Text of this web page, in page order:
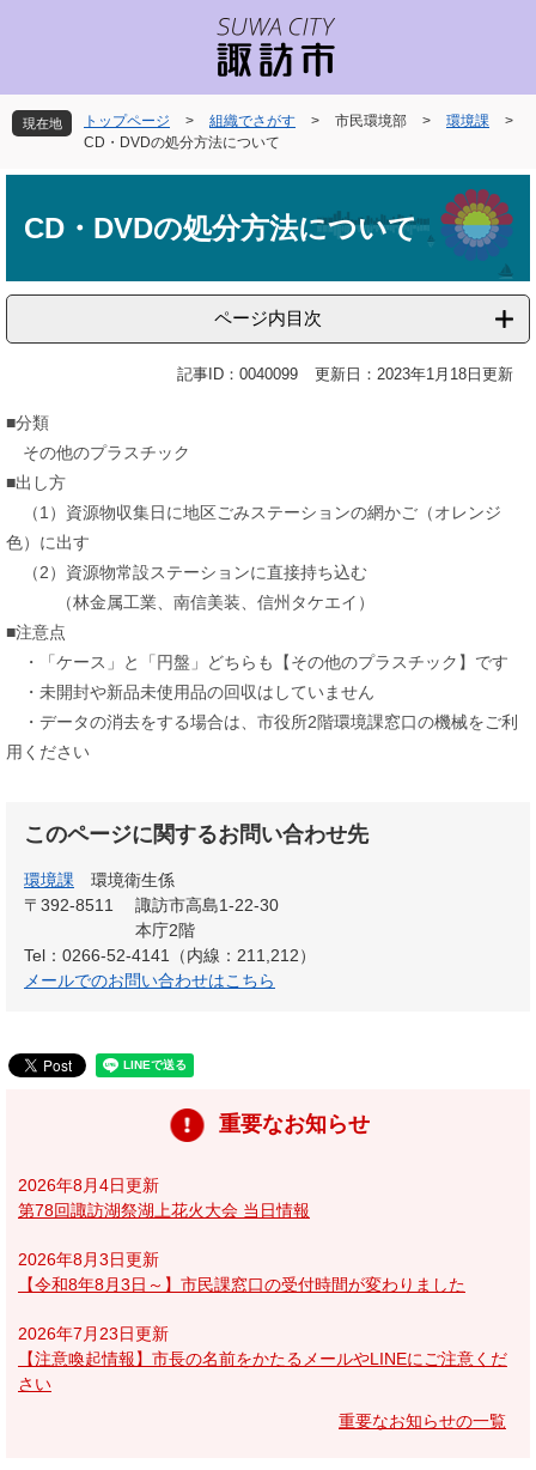
先
頭
を
飛
現在地 トップページ > 組織でさがす > 市民環境部 > 環境課
>
CD・DVDの処分方法について
CD・DVDの処分方法について
ページ内目次
記事ID：0040099 更新日：2023年1月18日更新
■分類
その他のプラスチック
■出し方
（1）資源物収集日に地区ごみステーションの網かご（オレンジ
色）に出す
（2）資源物常設ステーションに直接持ち込む
（林金属工業、南信美装、信州タケエイ）
■注意点
・「ケース」と「円盤」どちらも【その他のプラスチック】です
・未開封や新品未使用品の回収はしていません
・データの消去をする場合は、市役所2階環境課窓口の機械をご利
用ください
このページに関するお問い合わせ先
環境課
環境衛生係
〒392-8511
諏訪市高島1-22-30
本庁2階
Tel：0266-52-4141（内線：211,212）
メールでのお問い合わせはこちら
重要なお知らせ
2026年8月4日更新
第78回諏訪湖祭湖上花火大会 当日情報
2026年8月3日更新
【令和8年8月3日～】市民課窓口の受付時間が変わりました
2026年7月23日更新
【注意喚起情報】市長の名前をかたるメールやLINEにご注意くだ
さい
重要なお知らせの一覧